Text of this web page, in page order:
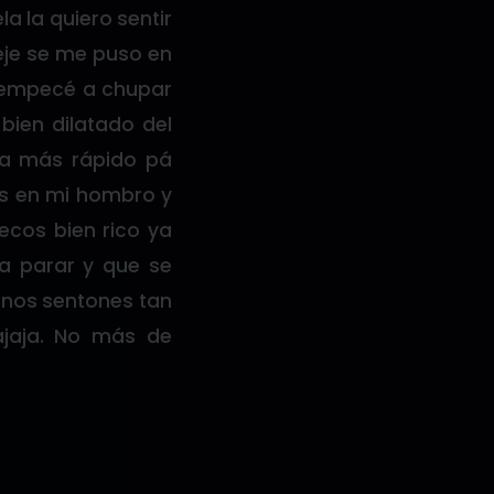
la quiero sentir
se me puso en
a chupar
dilatado del
más rápido pá
en mi hombro y
bien rico ya
parar y que se
sentones tan
No más de